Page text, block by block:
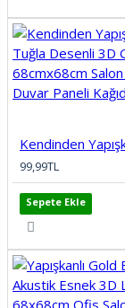
99,99TL
Sepete Ekle